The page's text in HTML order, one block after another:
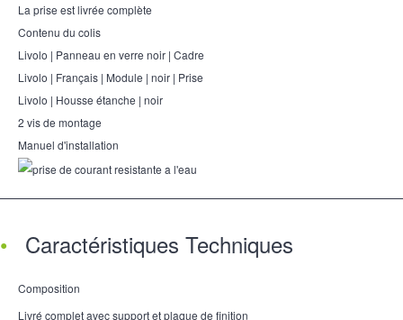
La prise est livrée complète
Contenu du colis
Livolo | Panneau en verre noir | Cadre
Livolo | Français | Module | noir | Prise
Livolo | Housse étanche | noir
2 vis de montage
Manuel d'installation
Caractéristiques Techniques
Composition
Livré complet avec support et plaque de finition